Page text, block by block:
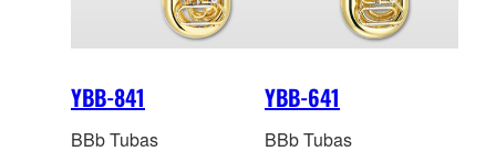
YBB-841
BBb Tubas
YBB-641
BBb Tubas